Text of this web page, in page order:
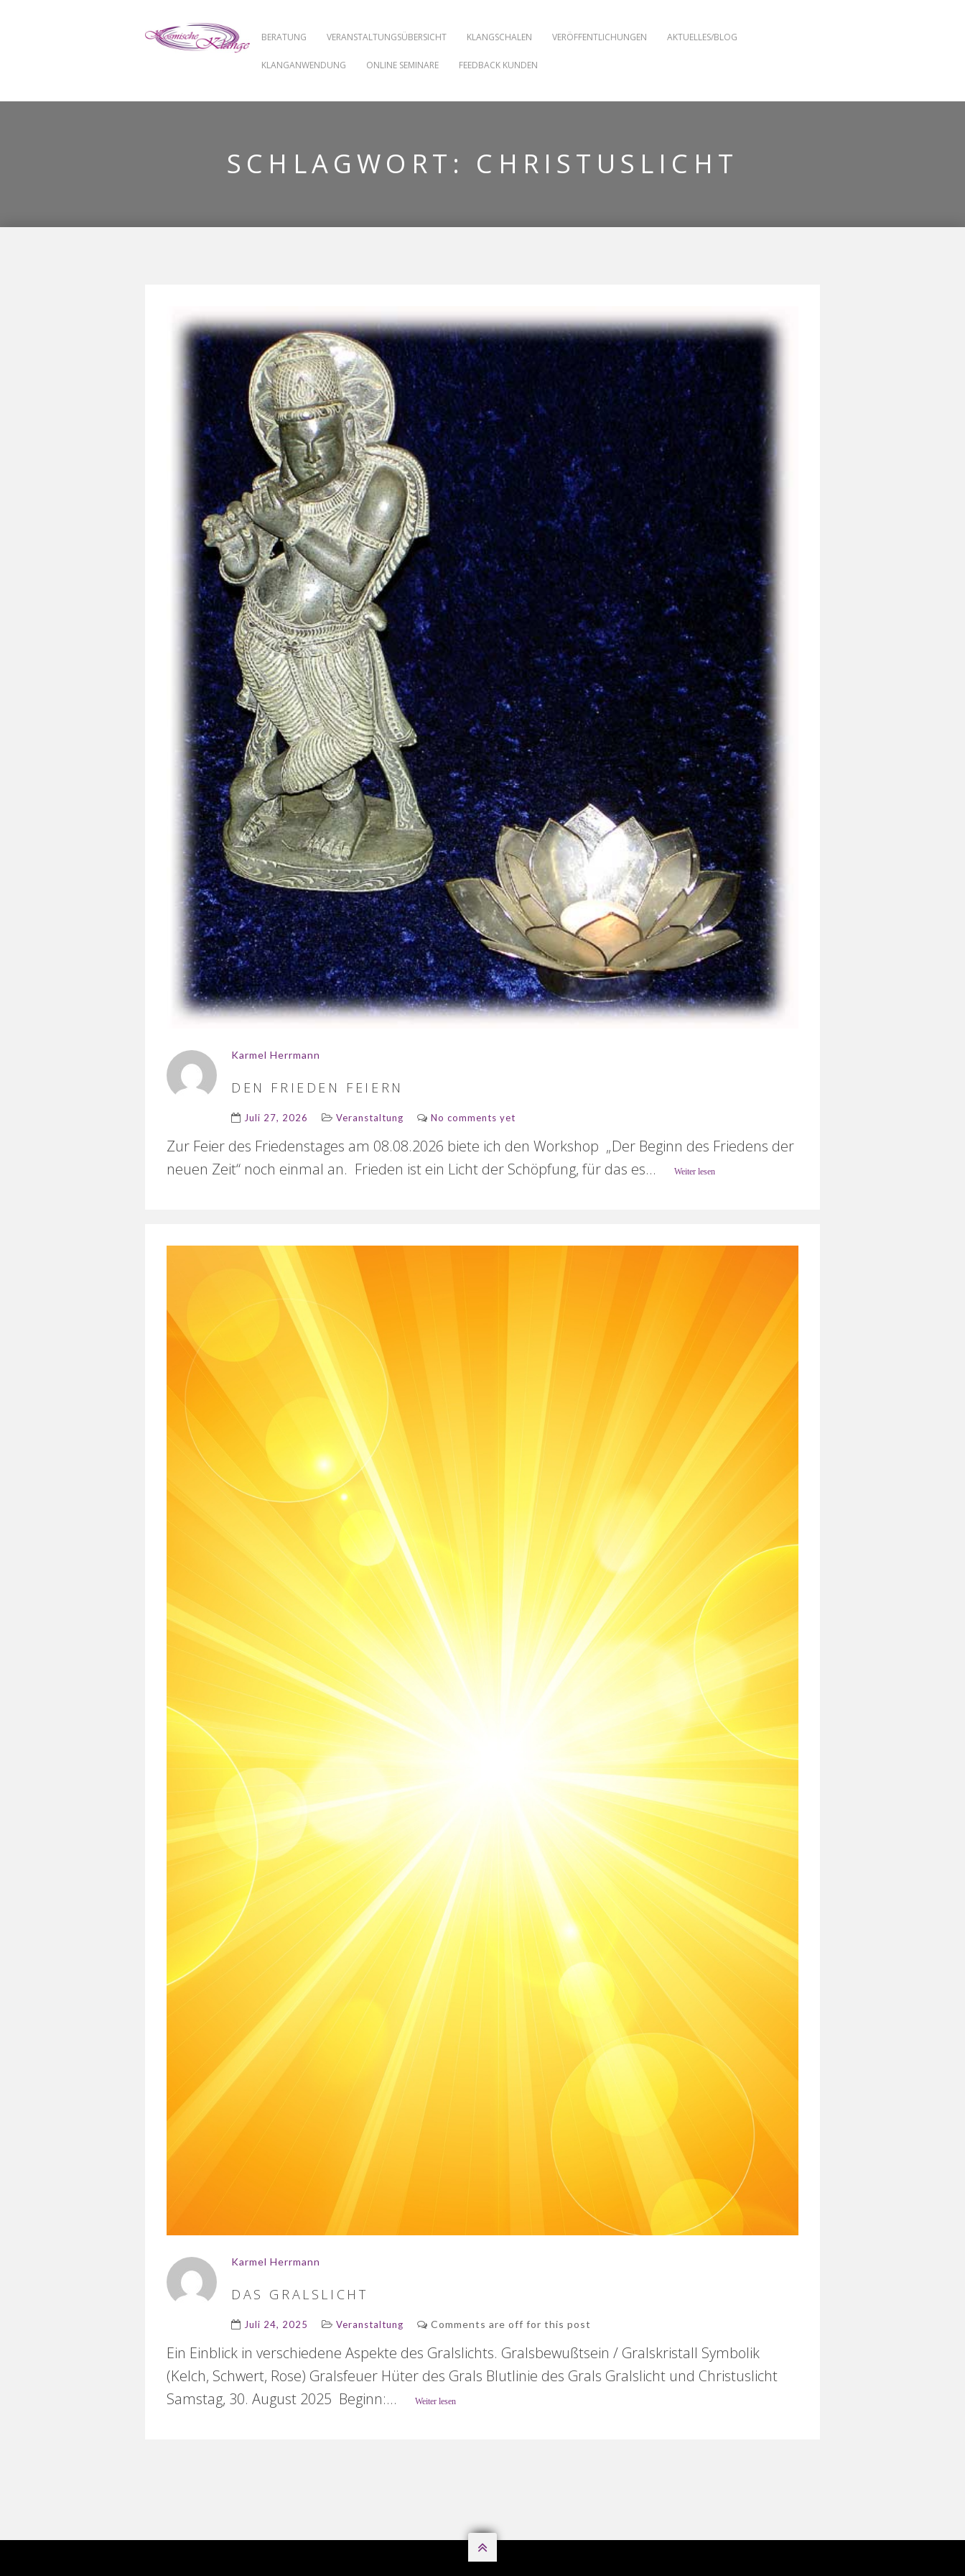
BERATUNG VERANSTALTUNGSÜBERSICHT KLANGSCHALEN VERÖFFENTLICHUNGEN AKTUELLES/BLOG
KLANGANWENDUNG ONLINE SEMINARE FEEDBACK KUNDEN
SCHLAGWORT: CHRISTUSLICHT
Karmel Herrmann
DEN FRIEDEN FEIERN
Juli 27, 2026 Veranstaltung No comments yet
Zur Feier des Friedenstages am 08.08.2026 biete ich den Workshop „Der Beginn des Friedens der
neuen Zeit“ noch einmal an. Frieden ist ein Licht der Schöpfung, für das es...
Weiter lesen
Karmel Herrmann
DAS GRALSLICHT
Juli 24, 2025 Veranstaltung Comments are off for this post
Ein Einblick in verschiedene Aspekte des Gralslichts. Gralsbewußtsein / Gralskristall Symbolik
(Kelch, Schwert, Rose) Gralsfeuer Hüter des Grals Blutlinie des Grals Gralslicht und Christuslicht
Samstag, 30. August 2025 Beginn:...
Weiter lesen
